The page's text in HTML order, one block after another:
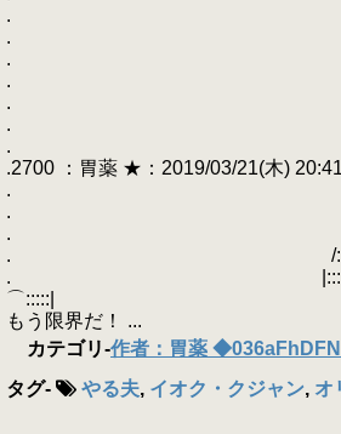
.
.
.
.
.
.
.
.2700 ：胃薬 ★：2019/03/21(木)
.
. ／⌒ヽj⌒
. /⌒____ﾉ从
. /:::/" ￣
. |::::|⌒＼,j
⌒:::::| あ
もう限界だ！ ...
カテゴリ-作者：胃薬
タグ- やる夫, イオク・クジャン, オ